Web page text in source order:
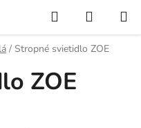
Hľadať
KOŠÍK
/ Stropné svietidlo ZOE
ZOE